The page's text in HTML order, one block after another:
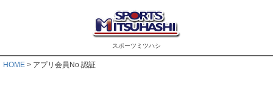
スポーツミツハシ
HOME アプリ会員No.認証